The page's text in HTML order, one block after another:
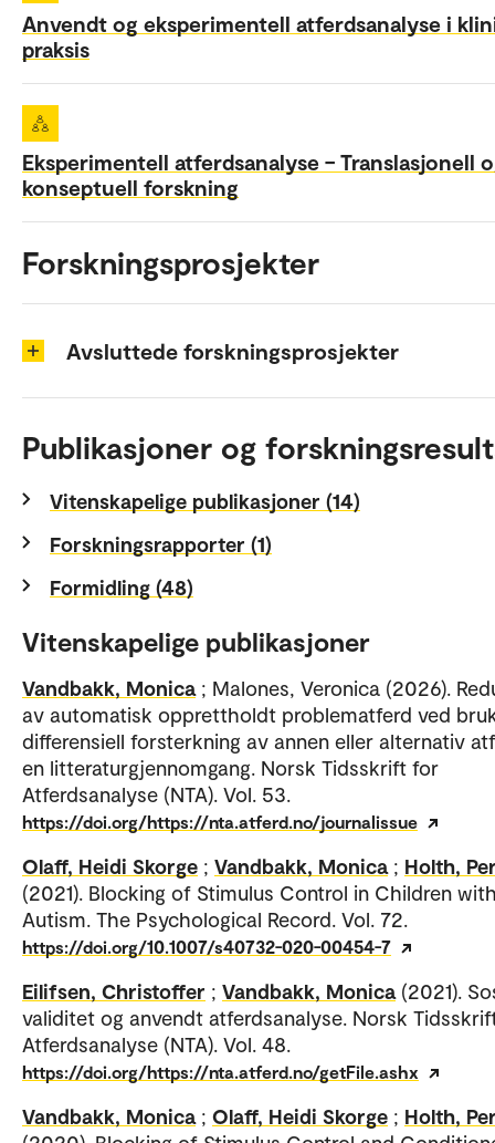
Anvendt og eksperimentell atferdsanalyse i
praksis
Eksperimentell atferdsanalyse – Translasjonell
konseptuell forskning
Forskningsprosjekter
Avsluttede forskningsprosjekter
Publikasjoner og
Vitenskapelige publikasjoner (14)
Forskningsrapporter (1)
Formidling (48)
Vitenskapelige publikasjoner
Vandbakk, Monica ; Malones, Veronica (2026).
av automatisk opprettholdt problematferd ved
differensiell forsterkning av annen eller alternativ
en litteraturgjennomgang. Norsk Tidsskrift for
Atferdsanalyse (NTA). Vol. 53.
https://doi.org/https://nta.atferd.no/journalissue
Olaff, Heidi Skorge ; Vandbakk, Monica ; Holth,
(2021). Blocking of Stimulus Control in Children
Autism. The Psychological Record. Vol. 72.
https://doi.org/10.1007/s40732-020-00454-7
Eilifsen, Christoffer ; Vandbakk, Monica (2021).
validitet og anvendt atferdsanalyse. Norsk
Atferdsanalyse (NTA). Vol. 48.
https://doi.org/https://nta.atferd.no/getFile.ashx
Vandbakk, Monica ; Olaff, Heidi Skorge ; Holth,